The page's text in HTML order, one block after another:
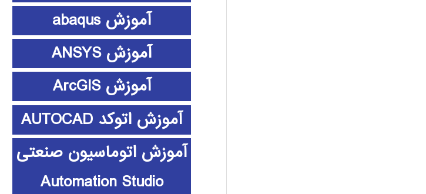
آموزش abaqus
آموزش ANSYS
آموزش ArcGIS
آموزش اتوکد AUTOCAD
آموزش اتوماسیون صنعتی
Automation Studio